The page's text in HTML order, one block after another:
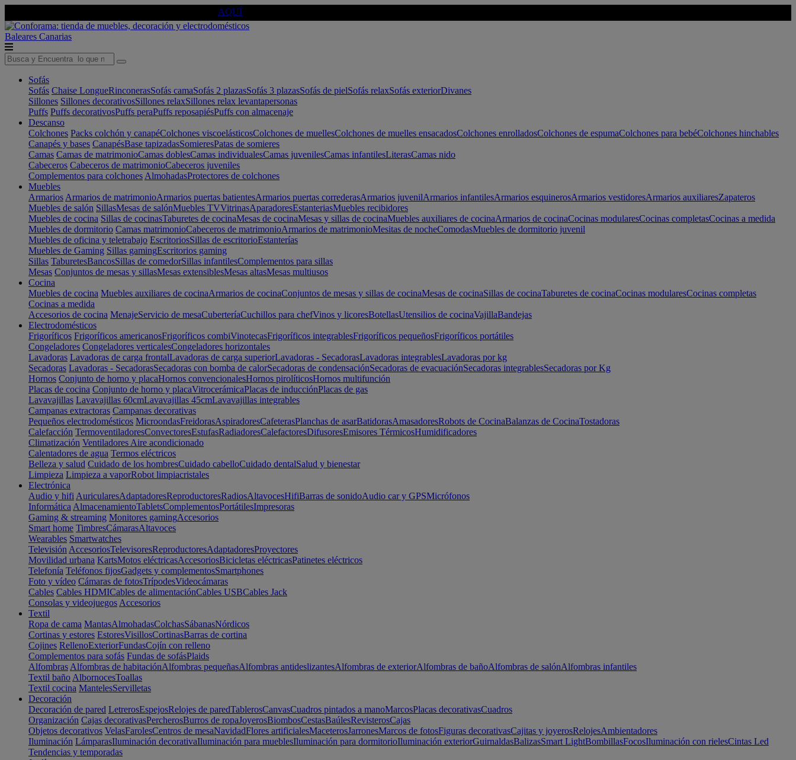
AQUÍ
Baleares Canarias
Sofás
Sofás Chaise LongueRinconerasSofás camaSofás 2 plazasSofás 3 plazasSofás de pielSofás relaxSofás exteriorDivanes
Sillones Sillones decorativosSillones relaxSillones relax levantapersonas
Puffs Puffs decorativosPuffs peraPuffs reposapiésPuffs con almacenaje
Descanso
Colchones Packs colchón y canapéColchones viscoelásticosColchones de muellesColchones de muelles ensacadosColchones enrolladosColchones de espumaColchones para bebéColchones hinchables
Canapés y bases CanapésBase tapizadasSomieresPatas de somieres
Camas Camas de matrimonioCamas doblesCamas individualesCamas juvenilesCamas infantilesLiterasCamas nido
Cabeceros Cabeceros de matrimonioCabeceros juveniles
Complementos para colchones AlmohadasProtectores de colchones
Muebles
Armarios Armarios de matrimonioArmarios puertas batientesArmarios puertas correderasArmarios juvenilArmarios infantilesArmarios esquinerosArmarios vestidoresArmarios auxiliaresZapateros
Muebles de salón SillasMesas de salónMuebles TVVitrinasAparadoresEstanteriasMuebles recibidores
Muebles de cocina Sillas de cocinasTaburetes de cocinaMesas de cocinaMesas y sillas de cocinaMuebles auxiliares de cocinaArmarios de cocinaCocinas modularesCocinas completasCocinas a medida
Muebles de dormitorio Camas matrimonioCabeceros de matrimonioArmarios de matrimonioMesitas de nocheComodasMuebles de dormitorio juvenil
Muebles de oficina y teletrabajo EscritoriosSillas de escritorioEstanterías
Muebles de Gaming Sillas gamingEscritorios gaming
Sillas TaburetesBancosSillas de comedorSillas infantilesComplementos para sillas
Mesas Conjuntos de mesas y sillasMesas extensiblesMesas altasMesas multiusos
Cocina
Muebles de cocina Muebles auxiliares de cocinaArmarios de cocinaConjuntos de mesas y sillas de cocinaMesas de cocinaSillas de cocinaTaburetes de cocinaCocinas modularesCocinas completas
Cocinas a medida
Accesorios de cocina MenajeServicio de mesaCuberteríaCuchillos para chefVinos y licoresBotellasUtensilios de cocinaVajillaBandejas
Electrodomésticos
Frigoríficos Frigoríficos americanosFrigoríficos combiVinotecasFrigoríficos integrablesFrigoríficos pequeñosFrigoríficos portátiles
Congeladores Congeladores verticalesCongeladores horizontales
Lavadoras Lavadoras de carga frontalLavadoras de carga superiorLavadoras - SecadorasLavadoras integrablesLavadoras por kg
Secadoras Lavadoras - SecadorasSecadoras con bomba de calorSecadoras de condensaciónSecadoras de evacuaciónSecadoras integrablesSecadoras por Kg
Hornos Conjunto de horno y placaHornos convencionalesHornos pirolíticosHornos multifunción
Placas de cocina Conjunto de horno y placaVitrocerámicaPlacas de inducciónPlacas de gas
Lavavajillas Lavavajillas 60cmLavavajillas 45cmLavavajillas integrables
Campanas extractoras Campanas decorativas
Pequeños electrodomésticos MicroondasFreidorasAspiradoresCafeterasPlanchas de asarBatidorasAmasadoresRobots de CocinaBalanzas de CocinaTostadoras
Calefacción TermoventiladoresConvectoresEstufasRadiadoresCalefactoresDifusoresEmisores TérmicosHumidificadores
Climatización Ventiladores Aire acondicionado
Calentadores de agua Termos eléctricos
Belleza y salud Cuidado de los hombresCuidado cabelloCuidado dentalSalud y bienestar
Limpieza Limpieza a vaporRobot limpiacristales
Electrónica
Audio y hifi AuricularesAdaptadoresReproductoresRadiosAltavocesHifiBarras de sonidoAudio car y GPSMicrófonos
Informática AlmacenamientoTabletsComplementosPortátilesImpresoras
Gaming & streaming Monitores gamingAccesorios
Smart home TimbresCámarasAltavoces
Wearables Smartwatches
Televisión AccesoriosTelevisoresReproductoresAdaptadoresProyectores
Movilidad urbana KartsMotos eléctricasAccesoriosBicicletas eléctricasPatinetes eléctricos
Telefonía Teléfonos fijosGadgets y complementosSmartphones
Foto y vídeo Cámaras de fotosTrípodesVideocámaras
Cables Cables HDMICables de alimentaciónCables USBCables Jack
Consolas y videojuegos Accesorios
Textil
Ropa de cama MantasAlmohadasColchasSábanasNórdicos
Cortinas y estores EstoresVisillosCortinasBarras de cortina
Cojines RellenoExteriorFundasCojín con relleno
Complementos para sofás Fundas de sofásPlaids
Alfombras Alfombras de habitaciónAlfombras pequeñasAlfombras antideslizantesAlfombras de exteriorAlfombras de bañoAlfombras de salónAlfombras infantiles
Textil baño AlbornocesToallas
Textil cocina MantelesServilletas
Decoración
Decoración de pared LetrerosEspejosRelojes de paredTablerosCanvasCuadros pintados a manoMarcosPlacas decorativasCuadros
Organización Cajas decorativasPercherosBurros de ropaJoyerosBiombosCestasBaúlesRevisterosCajas
Objetos decorativos VelasFarolesCentros de mesaNavidadFlores artificialesMaceterosJarronesMarcos de fotosFiguras decorativasCajitas y joyerosRelojesAmbientadores
Iluminación LámparasIluminación decorativaIluminación para mueblesIluminación para dormitorioIluminación exteriorGuirnaldasBalizasSmart LightBombillasFocosIluminación con rielesCintas Led
Tendencias y temporadas